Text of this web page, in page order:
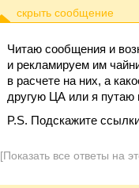
Читаю сообщения и
и рекламируем им
в расчете на них, а
другую ЦА или я путаю
P.S. Подскажите
[Показать все ответы на